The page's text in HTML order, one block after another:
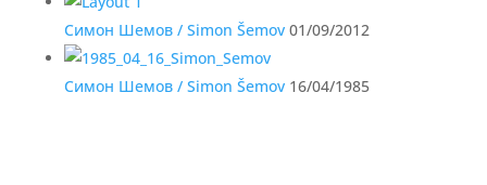
Симон Шемов / Simon Šemov01/09/2012
Симон Шемов / Simon Šemov16/04/1985